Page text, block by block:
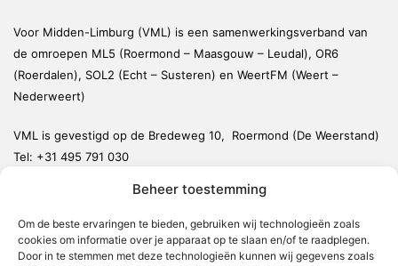
Beheer toestemming
Om de beste ervaringen te bieden, gebruiken wij technologieën zoals
cookies om informatie over je apparaat op te slaan en/of te raadplegen.
Door in te stemmen met deze technologieën kunnen wij gegevens zoals
Voor Midden-Limburg (VML) is een samenwerkingsverband van
de omroepen ML5 (Roermond – Maasgouw – Leudal), OR6
(Roerdalen), SOL2 (Echt – Susteren) en WeertFM (Weert –
Nederweert)
VML is gevestigd op de Bredeweg 10, Roermond (De Weerstand)
Tel: +31 495 791 030
Weert
Nederweert